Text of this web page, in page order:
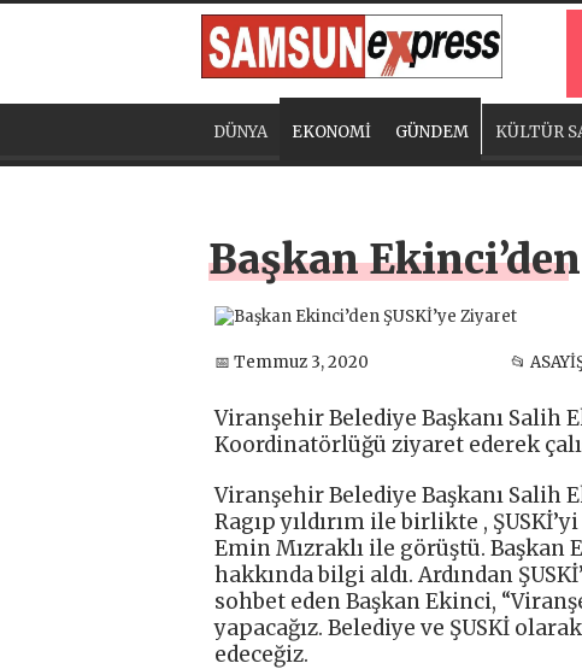
DÜNYA EKONOMİ GÜNDEM KÜLTÜR
Başkan
📅 Temmuz 3, 2020 📂
Viranşehir Belediye Başkanı Salih
Koordinatörlüğü ziyaret ederek
Viranşehir Belediye Başkanı Salih
Ragıp yıldırım ile birlikte ,
Emin Mızraklı ile görüştü. Başkan
hakkında bilgi aldı. Ardından
sohbet eden Başkan Ekinci,
yapacağız. Belediye ve ŞUSKİ
edeceğiz.